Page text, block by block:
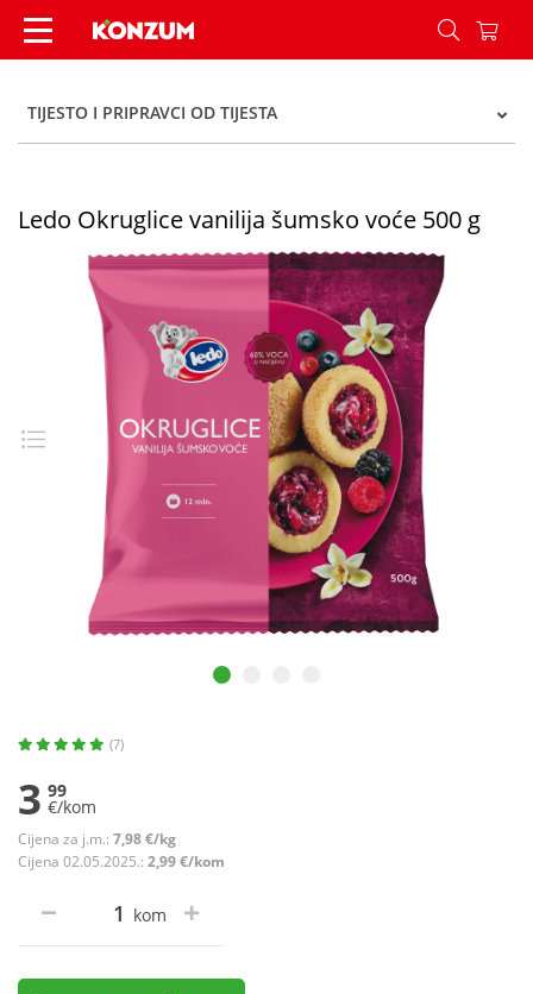
Ledo Okruglice vanilija šumsko voće 500 g -
TIJESTO I PRIPRAVCI OD TIJESTA
Ledo Okruglice vanilija šumsko voće 500 g
(7)
3 99
€/kom
Cijena za j.m.: 7,98 €/kg
Cijena 02.05.2025.: 2,99 €/kom
kom